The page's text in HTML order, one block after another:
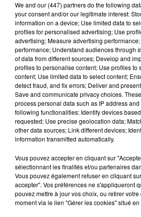
Lecture (2 min 22 sec)
100%
100% Radio les infos du Pays
27 février 2024 - 2 min 22 sec
LES INFOS DU PAYS
À 09H59
We and our (447) partnersdo the following
your consent and/or our legitimate interest:
information on a device; Use limited data to
profiles for personalised advertising; Use
advertising; Measure advertising
performance; Understand audiences through
of data from different sources; Develop and
profiles to personalise content; Use profiles to
content; Use limited data to select content;
detect fraud, and fix errors; Deliver and
Save and communicate privacy choices.
process personal data such as IP address
following functionalities: Identify devices
requested; Use precise geolocation data;
other data sources; Link different devices;
information transmitted automatically.
Vous pouvez accepter en cliquant sur
sélectionnant les finalités et/ou partenaires
Vous pouvez également refuser en cliquant
accepter". Vos préférences ne s'appliqueront
pouvez mettre à jour vos choix, ou retirer
moment via le lien "Gérer les cookies" situé